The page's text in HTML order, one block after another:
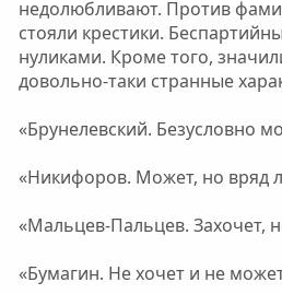
недолюбливают. Против
стояли крестики.
нуликами. Кроме того,
довольно-таки странные
«Брунелевский. Безусловно
«Никифоров. Может, но вряд
«Мальцев-Пальцев. Захочет,
«Бумагин. Не хочет и не